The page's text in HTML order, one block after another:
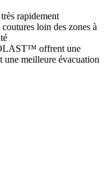
rapidement
loin des zones à
offrent une
une meilleure évacuation